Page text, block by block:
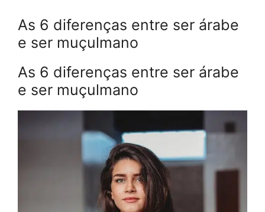
As 6 diferenças entre ser árabe
e ser muçulmano
As 6 diferenças entre ser árabe
e ser muçulmano